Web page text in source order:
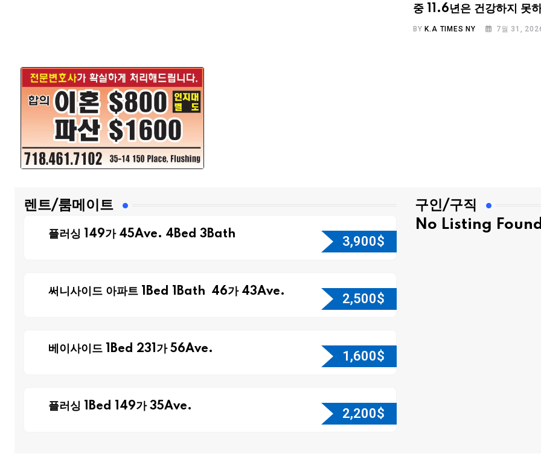
중 11.6년은 건강하지 못
BY K.A TIMES NY 7월 31,
렌트/룸메이트
플러싱 149가 45Ave. 4Bed 3Bath 3,900$
써니사이드 아파트 1Bed 1Bath 46가 43Ave. 2,500$
베이사이드 1Bed 231가 56Ave. 1,600$
플러싱 1Bed 149가 35Ave. 2,200$
구인/구직
No Listing